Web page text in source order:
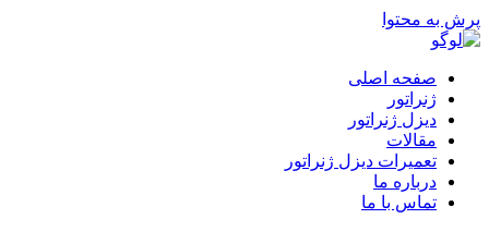
پرش به محتوا
صفحه اصلی
ژنراتور
دیزل ژنراتور
مقالات
تعمیرات دیزل ژنراتور
درباره ما
تماس با ما